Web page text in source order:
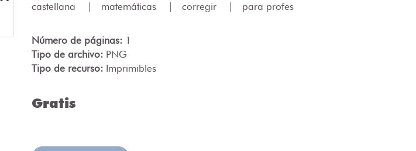
castellana
matemáticas corregir para profes
Número de páginas: 1
Tipo de archivo: PNG
Tipo de recurso: Imprimibles
Gratis